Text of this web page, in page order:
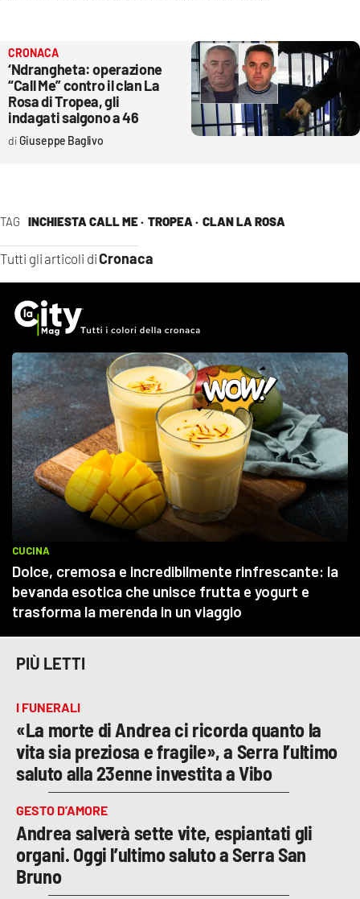
TAG INCHIESTA CALL ME · TROPEA · CLAN LA ROSA
Tutti gli articoli diCronaca
CRONACA
‘Ndrangheta: operazione
“Call Me” contro il clan La
Rosa di Tropea, gli
indagati salgono a 46
Giuseppe Baglivo
PIÙ LETTI
I FUNERALI
«La morte di Andrea ci ricorda quanto la
vita sia preziosa e fragile», a Serra l’ultimo
saluto alla 23enne investita a Vibo
GESTO D’AMORE
Andrea salverà sette vite, espiantati gli
organi. Oggi l’ultimo saluto a Serra San
Bruno